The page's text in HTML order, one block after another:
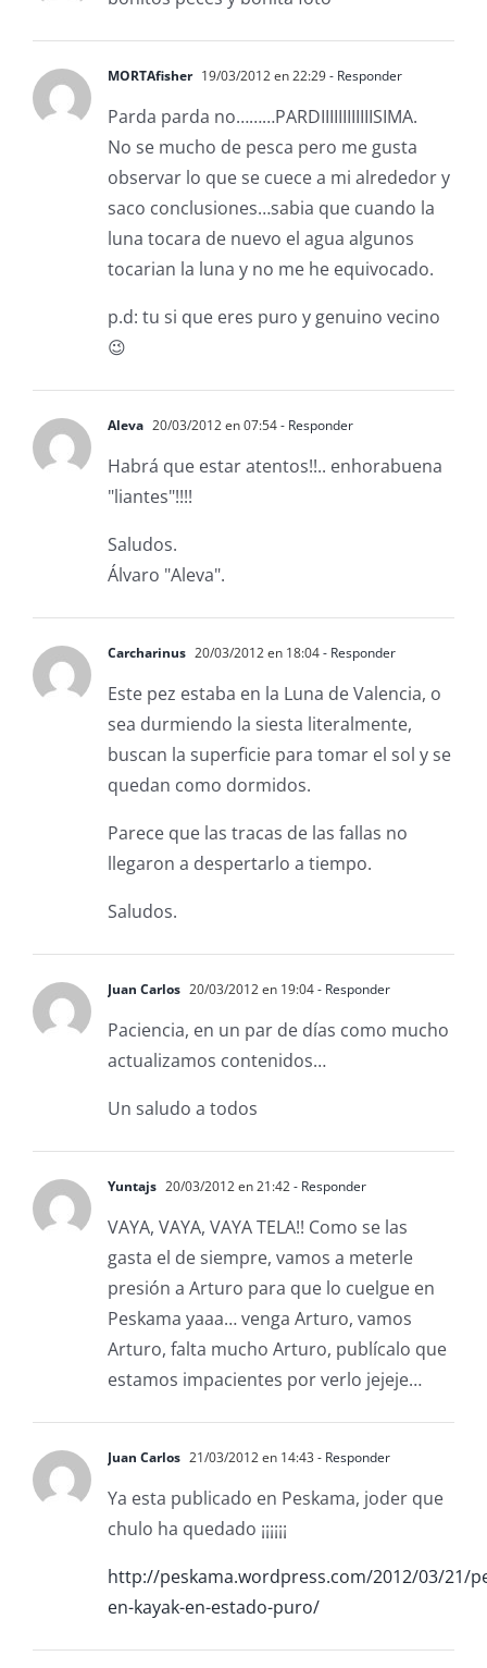
MORTAfisher 19/03/2012 en 22:29- Responder
Parda parda no………PARDIIIIIIIIIIIISIMA.
No se mucho de pesca pero me gusta
observar lo que se cuece a mi alrededor y
saco conclusiones…sabia que cuando la
luna tocara de nuevo el agua algunos
tocarian la luna y no me he equivocado.
p.d: tu si que eres puro y genuino vecino
😉
Aleva 20/03/2012 en 07:54- Responder
Habrá que estar atentos!!.. enhorabuena
"liantes"!!!!
Saludos.
Álvaro "Aleva".
Carcharinus 20/03/2012 en 18:04- Responder
Este pez estaba en la Luna de Valencia, o
sea durmiendo la siesta literalmente,
buscan la superficie para tomar el sol y se
quedan como dormidos.
Parece que las tracas de las fallas no
llegaron a despertarlo a tiempo.
Saludos.
Juan Carlos 20/03/2012 en 19:04- Responder
Paciencia, en un par de días como mucho
actualizamos contenidos…
Un saludo a todos
Yuntajs 20/03/2012 en 21:42- Responder
VAYA, VAYA, VAYA TELA!! Como se las
gasta el de siempre, vamos a meterle
presión a Arturo para que lo cuelgue en
Peskama yaaa… venga Arturo, vamos
Arturo, falta mucho Arturo, publícalo que
estamos impacientes por verlo jejeje…
Juan Carlos 21/03/2012 en 14:43- Responder
Ya esta publicado en Peskama, joder que
chulo ha quedado ¡¡¡¡¡¡
http://peskama.wordpress.com/2012/03/21/
en-kayak-en-estado-puro/